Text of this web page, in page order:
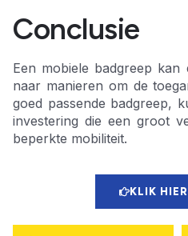
Conclusie
Een mobiele badgreep
naar manieren om de
goed passende badgreep,
investering die een groot
beperkte mobiliteit.
KLIK